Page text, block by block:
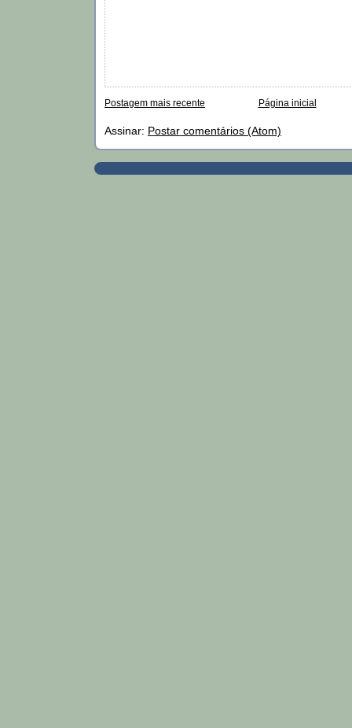
Postagem mais recente Página inicial
Assinar: Postar comentários (Atom)